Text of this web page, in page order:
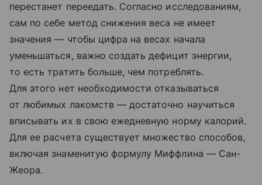
перестанет переедать. Согласно исследованиям,
сам по себе метод снижения веса не имеет
значения — чтобы цифра на весах начала
уменьшаться, важно создать дефицит энергии,
то есть тратить больше, чем потреблять.
Для этого нет необходимости отказываться
от любимых лакомств — достаточно научиться
вписывать их в свою ежедневную норму калорий.
Для ее расчета существует множество способов,
включая знаменитую формулу Миффлина — Сан-
Жеора.